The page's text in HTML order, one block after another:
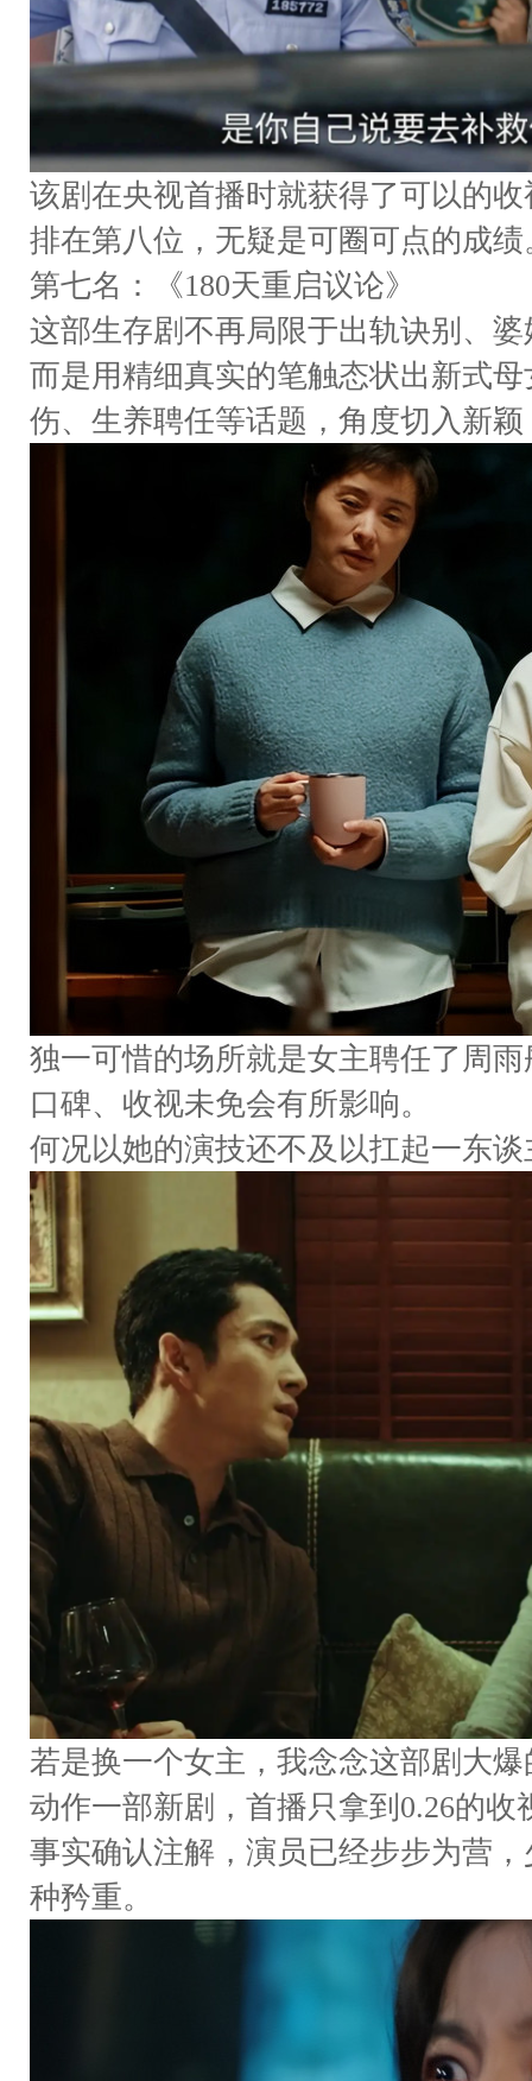
该剧在央视首播时就获得了可以的
排在第八位，无疑是可圈可点的成绩
第七名：《180天重启议论》
这部生存剧不再局限于出轨诀别、
而是用精细真实的笔触态状出新式
伤、生养聘任等话题，角度切入新
独一可惜的场所就是女主聘任了周
口碑、收视未免会有所影响。
何况以她的演技还不及以扛起一东
若是换一个女主，我念念这部剧大
动作一部新剧，首播只拿到0.26的
事实确认注解，演员已经步步为营
种矜重。